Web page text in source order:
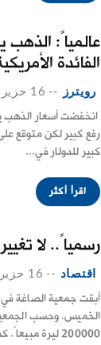
عالمياً:
الفائدة
رويترز -- 16 حزيران 2022
انخفضت أسعار الذهب
رفع كبير لكن متوقع
كبير للدولار في...
اقرأ أكثر
رسمياً.. لا
اقتصاد -- 16 حزيران 2022
أبقت جمعية الصاغة
200000 ليرة مبيعاً. كما بقي غرام الـ...